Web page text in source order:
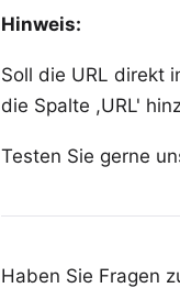
Hinweis:
Soll die URL direkt
die Spalte ,URL'
Testen Sie gerne
Haben Sie Fragen